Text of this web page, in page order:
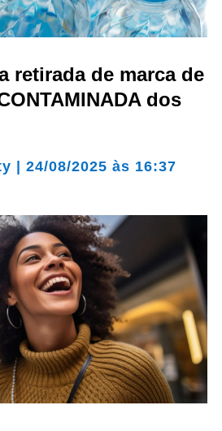
retirada de marca de
dos
24/08/2025 às 16:37